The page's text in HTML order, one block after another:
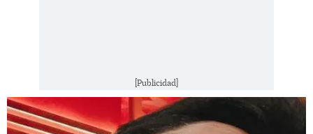
[Publicidad]